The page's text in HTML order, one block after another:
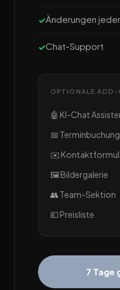
Änderungen
Chat-Support
OPTIONALE ADD-
🤖 KI-Chat
📅 Terminbuchung
✉️
🖼️ Bildergalerie
👥 Team-Sektion
💶 Preisliste
7 Tage